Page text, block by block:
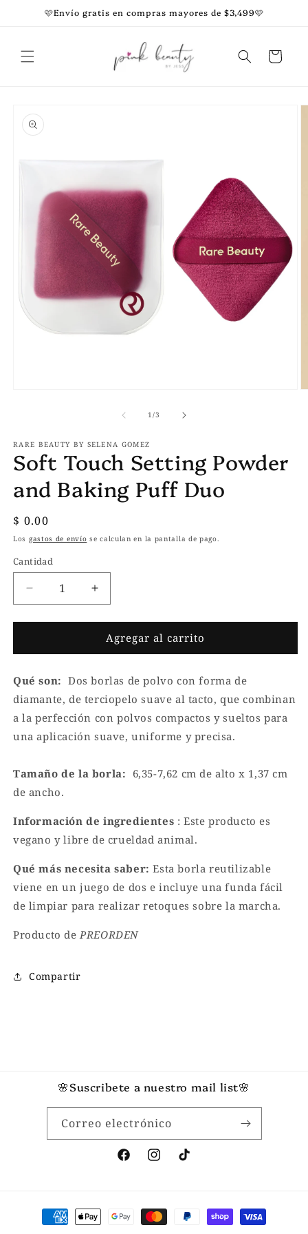
directamente🩷Envío gratis en compras mayores de $3,499🩷
Carrito
a la
información
una
ventana
modal
1/de
3
RARE BEAUTY BY SELENA GOMEZ
Soft Touch Setting Powder
and Baking Puff Duo
Precio
habitual
$ 0.00
Los gastos de envío se calculan en la pantalla de pago.
Cantidad
Reducir
cantidad
para
Touch
Powder
and
Puff
Duo
Aumentar
cantidad
para
Soft
Touch
Powder
and
Baking
Puff
Duo
Agregar al carrito
Qué son: Dos borlas de polvo con forma de
diamante, de terciopelo suave al tacto, que combinan
a la perfección con polvos compactos y sueltos para
una aplicación suave, uniforme y precisa.
Tamaño de la borla: 6,35-7,62 cm de alto x 1,37 cm
de ancho.
Información de ingredientes : Este producto es
vegano y libre de crueldad animal.
Qué más necesita saber: Esta borla reutilizable
viene en un juego de dos e incluye una funda fácil
de limpiar para realizar retoques sobre la marcha.
Producto de PREORDEN
Compartir
🌸Suscribete a nuestro mail list🌸
Correo electrónico
FacebookInstagramTikTok
Formas
de